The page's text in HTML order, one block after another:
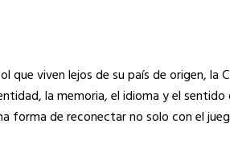
que viven lejos de su país de origen,
la memoria, el idioma y el
forma de reconectar no solo con el